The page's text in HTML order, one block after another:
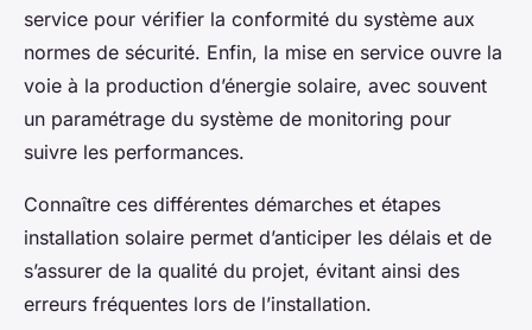
service pour vérifier la conformité du système aux
normes de sécurité. Enfin, la mise en service ouvre la
voie à la production d’énergie solaire, avec souvent
un paramétrage du système de monitoring pour
suivre les performances.
Connaître ces différentes démarches et étapes
installation solaire permet d’anticiper les délais et de
s’assurer de la qualité du projet, évitant ainsi des
erreurs fréquentes lors de l’installation.